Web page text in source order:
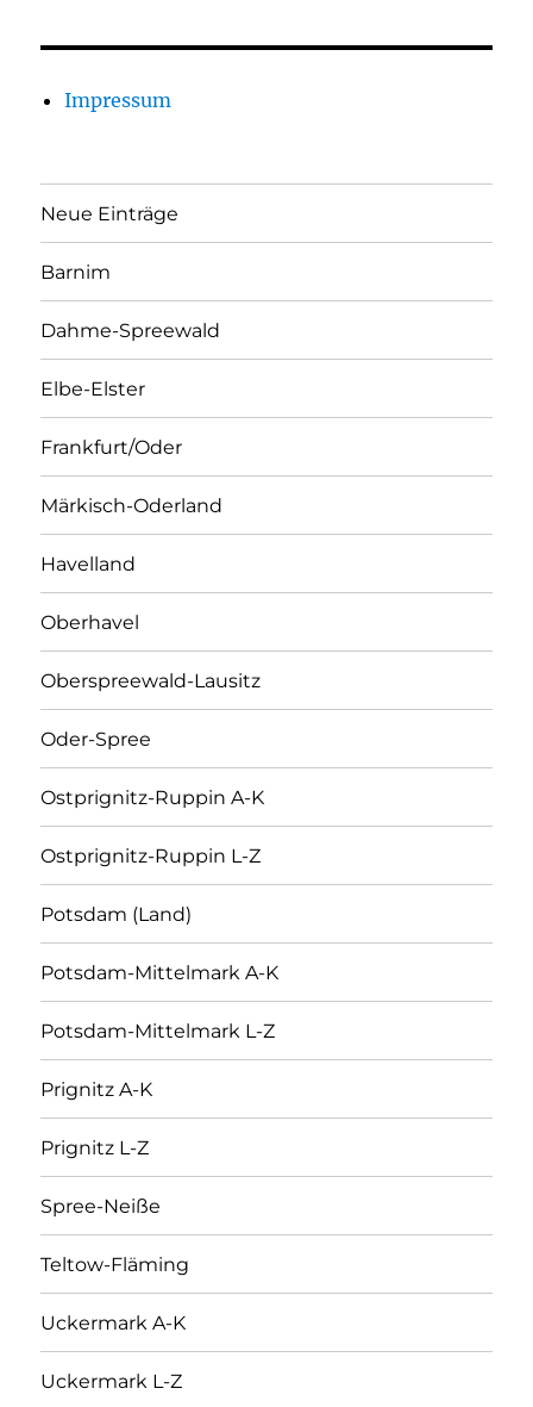
Impressum
Neue Einträge
Barnim
Dahme-Spreewald
Elbe-Elster
Frankfurt/Oder
Märkisch-Oderland
Havelland
Oberhavel
Oberspreewald-Lausitz
Oder-Spree
Ostprignitz-Ruppin A-K
Ostprignitz-Ruppin L-Z
Potsdam (Land)
Potsdam-Mittelmark A-K
Potsdam-Mittelmark L-Z
Prignitz A-K
Prignitz L-Z
Spree-Neiße
Teltow-Fläming
Uckermark A-K
Uckermark L-Z